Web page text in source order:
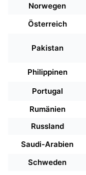
Norwegen
Österreich
Pakistan
Philippinen
Portugal
Rumänien
Russland
Saudi-Arabien
Schweden